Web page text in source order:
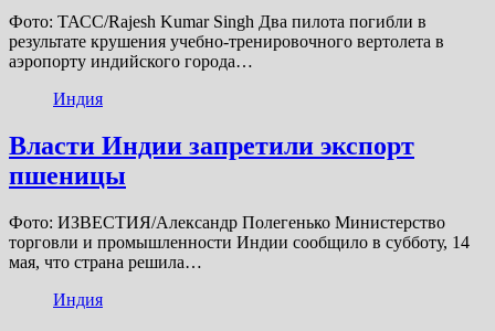
Фото: ТАСС/Rajesh Kumar Singh Два пилота погибли в
результате крушения учебно-тренировочного вертолета в
аэропорту индийского города…
Индия
Власти Индии запретили экспорт
пшеницы
Фото: ИЗВЕСТИЯ/Александр Полегенько Министерство
торговли и промышленности Индии сообщило в субботу, 14
мая, что страна решила…
Индия